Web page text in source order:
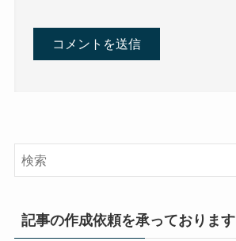
記事の作成依頼を承っております